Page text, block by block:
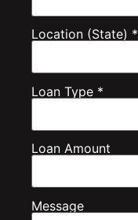
Location (State) *
Loan Type *
Loan Amount
Message